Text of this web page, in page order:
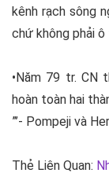
kênh rạch sông
chứ không phải ô
•Năm 79 tr. CN
hoàn toàn hai
”’- Pompeji và
Thẻ Liên Quan: